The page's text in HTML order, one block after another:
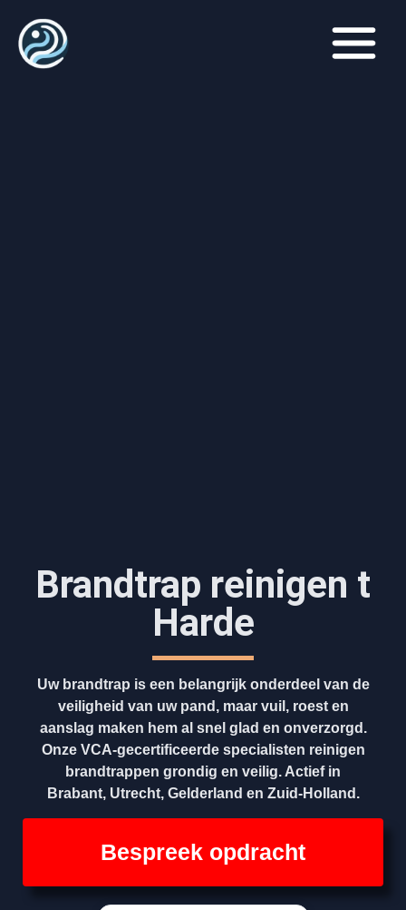
Brandtrap reinigen t
Harde
Uw brandtrap is een belangrijk onderdeel van de
veiligheid van uw pand, maar vuil, roest en
aanslag maken hem al snel glad en onverzorgd.
Onze VCA-gecertificeerde specialisten reinigen
brandtrappen grondig en veilig. Actief in
Brabant, Utrecht, Gelderland en Zuid-Holland.
Bespreek opdracht